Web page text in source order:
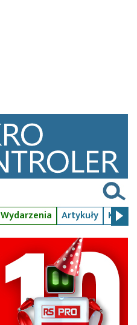
Wydarzenia Artykuły Kursy